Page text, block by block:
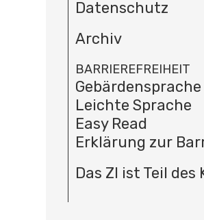
Datenschutz
Archiv
BARRIEREFREIHEIT
Gebärdensprache
Leichte Sprache
Easy Read
Erklärung zur
Das ZI ist Teil